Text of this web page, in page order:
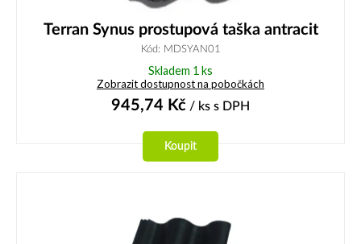
Terran Synus prostupová taška antracit
Kód: MDSYAN01
Skladem 1 ks
Zobrazit dostupnost na pobočkách
945,74 Kč / ks s DPH
Koupit